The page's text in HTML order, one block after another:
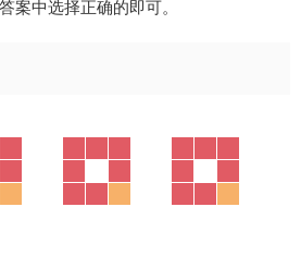
案中选择正确的即可。